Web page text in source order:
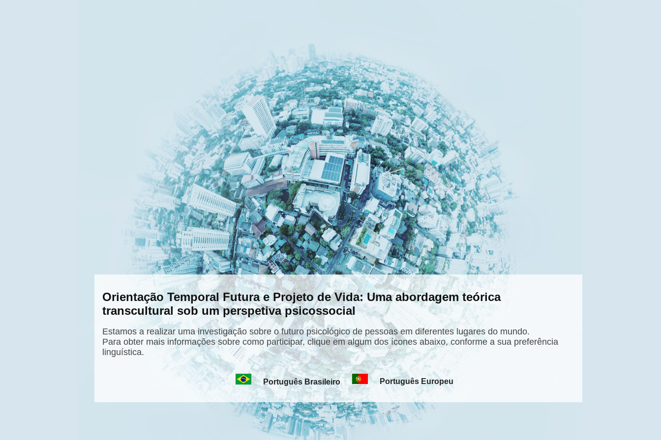
Orientação Temporal Futura e Projeto de Vida: Uma abordagem teórica
transcultural sob um perspetiva psicossocial
Estamos a realizar uma investigação sobre o futuro psicológico de pessoas em diferentes lugares do mundo.
Para obter mais informações sobre como participar, clique em algum dos ícones abaixo, conforme a sua preferência
linguística.
Português Brasileiro Português Europeu